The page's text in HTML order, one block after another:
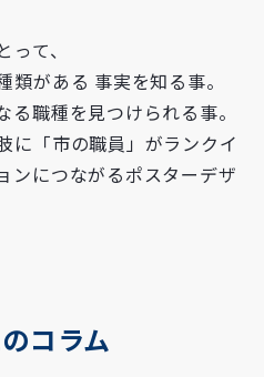
て、
がある 事実を知る事。
職種を見つけられる事。
「市の職員」がランクイ
ンにつながるポスターデザ
コラム